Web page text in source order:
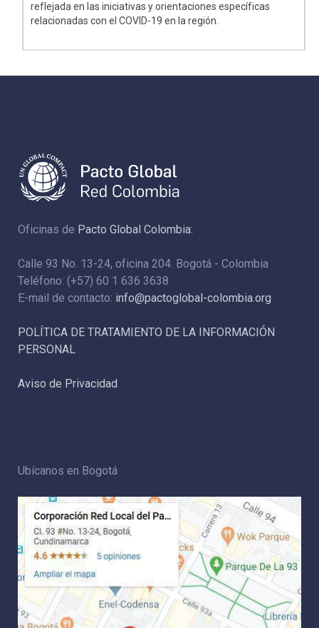
reflejada en las iniciativas y orientaciones específicas
relacionadas con el COVID-19 en la región.
Oficinas de Pacto Global Colombia:
Calle 93 No. 13-24, oficina 204. Bogotá - Colombia
Teléfono: (+57) 60 1 636 3638
E-mail de contacto: info@pactoglobal-colombia.org
POLÍTICA DE TRATAMIENTO DE LA INFORMACIÓN
PERSONAL
Aviso de Privacidad
Ubícanos en Bogotá